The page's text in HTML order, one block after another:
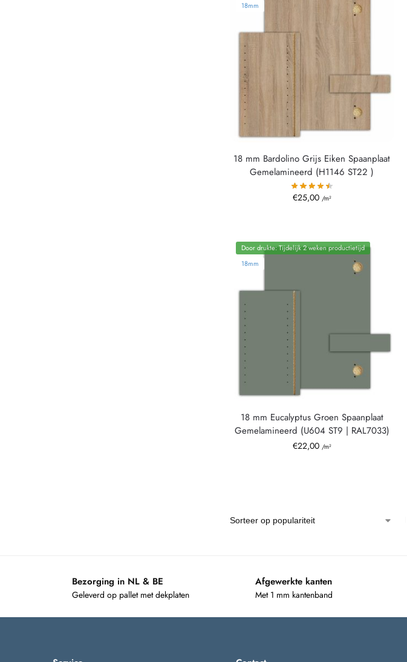
18mm
18 mm Bardolino Grijs Eiken Spaanplaat
Gemelamineerd (H1146 ST22 )
€25,00 /m²
Door drukte: Tijdelijk 2 weken productietijd
18mm
18 mm Eucalyptus Groen Spaanplaat
Gemelamineerd (U604 ST9 | RAL7033)
€22,00 /m²
Bezorging in NL & BE
Geleverd op pallet met dekplaten
Afgewerkte kanten
Met 1 mm kantenband